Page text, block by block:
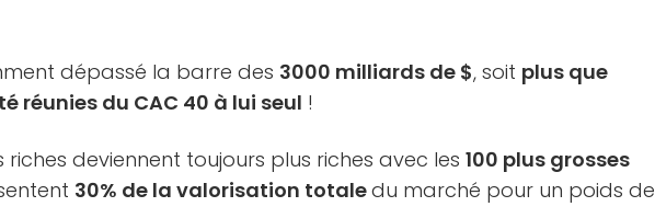
dépassé la barre des 3000 milliards de $, soit plus que
réunies du CAC 40 à lui seul !
riches deviennent toujours plus riches avec les100 plus grosses
30% de la valorisation totaledu marché pour un poids de